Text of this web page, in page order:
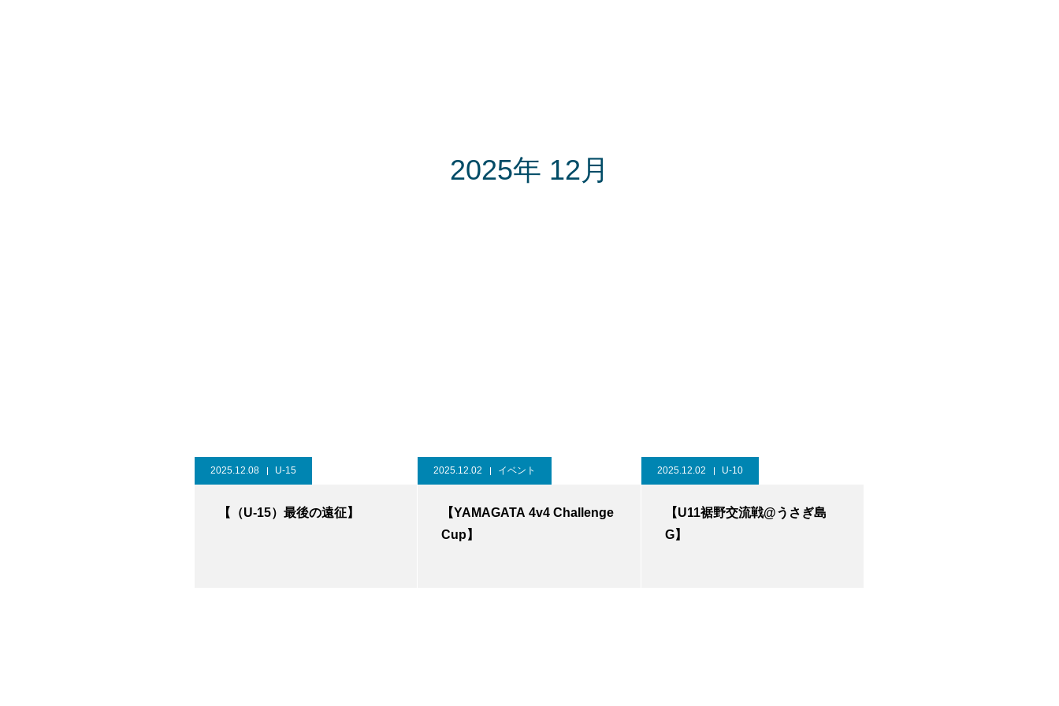
2025年 12月
2025.12.08 U-15
【（U-15）最後の遠征】
2025.12.02 イベント
【YAMAGATA 4v4 Challenge
Cup】
2025.12.02 U-10
【U11裾野交流戦@うさぎ島
G】